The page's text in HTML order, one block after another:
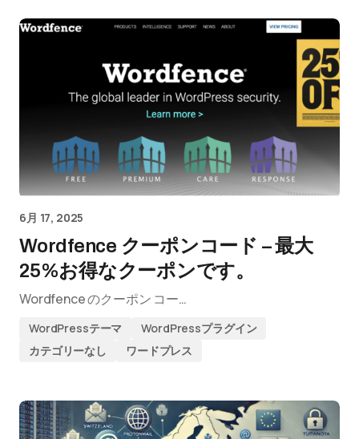
6月 17, 2025
Wordfence クーポンコード – 最大
25%お得なクーポンです。
Wordfence のクーポン コー…
WordPressテーマ
WordPressプラグイン
カテゴリーなし
ワードプレス